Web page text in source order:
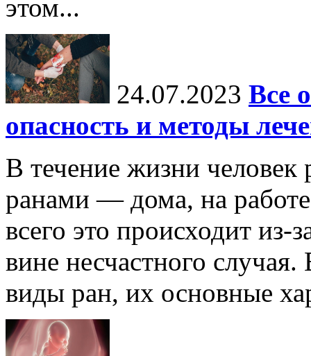
этом...
24.07.2023 Все
опасность и методы
В течение жизни человек
ранами — дома, на
всего это происходит из-
вине несчастного
виды ран, их основные